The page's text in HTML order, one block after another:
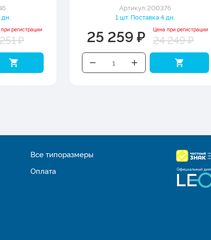
регистрации
₽
Артикул: 200376
1 шт. Поставка 4 дн.
25 259 ₽ Цена при регистрации
24 249 ₽
Все типоразмеры
Оплата